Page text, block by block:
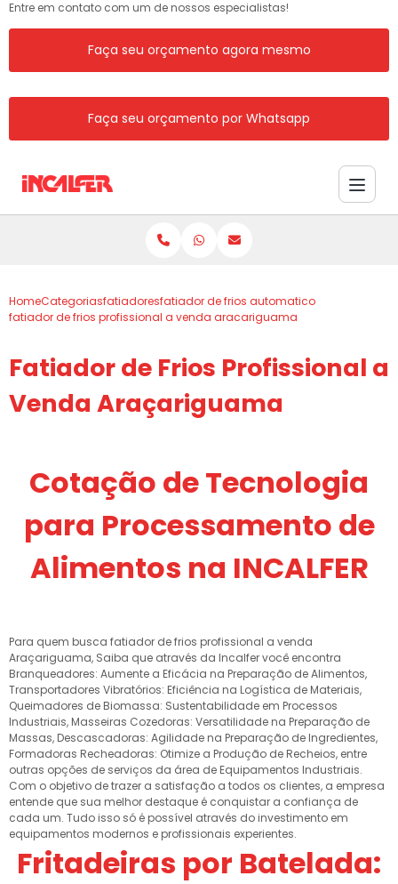
Entre em contato com um de nossos especialistas!
Faça seu orçamento agora mesmo
Faça seu orçamento por Whatsapp
HomeCategoriasfatiadoresfatiador de frios automatico
fatiador de frios profissional a venda aracariguama
Fatiador de Frios Profissional a
Venda Araçariguama
Cotação de Tecnologia
para Processamento de
Alimentos na INCALFER
Para quem busca fatiador de frios profissional a venda
Araçariguama, Saiba que através da Incalfer você encontra
Branqueadores: Aumente a Eficácia na Preparação de Alimentos,
Transportadores Vibratórios: Eficiência na Logística de Materiais,
Queimadores de Biomassa: Sustentabilidade em Processos
Industriais, Masseiras Cozedoras: Versatilidade na Preparação de
Massas, Descascadoras: Agilidade na Preparação de Ingredientes,
Formadoras Recheadoras: Otimize a Produção de Recheios, entre
outras opções de serviços da área de Equipamentos Industriais.
Com o objetivo de trazer a satisfação a todos os clientes, a empresa
entende que sua melhor destaque é conquistar a confiança de
cada um. Tudo isso só é possível através do investimento em
equipamentos modernos e profissionais experientes.
Fritadeiras por Batelada: